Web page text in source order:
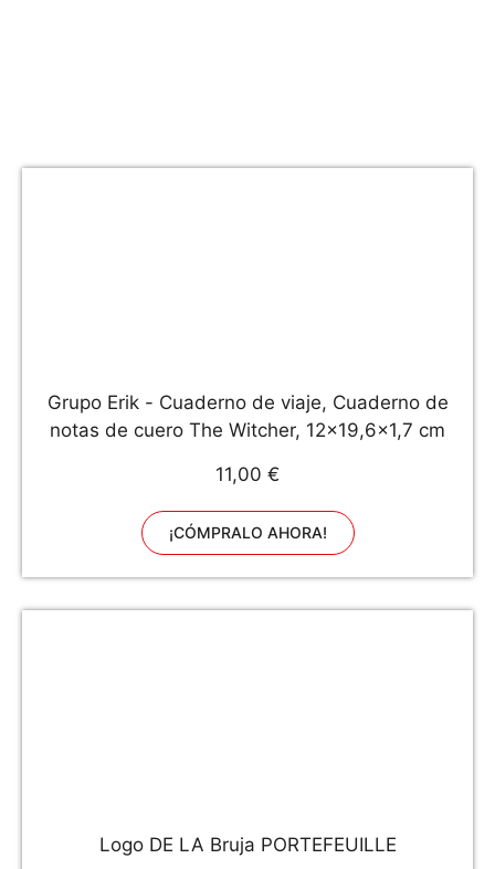
Grupo Erik - Cuaderno de viaje, Cuaderno de
notas de cuero The Witcher, 12x19,6x1,7 cm
11,00 €
¡CÓMPRALO AHORA!
Logo DE LA Bruja PORTEFEUILLE